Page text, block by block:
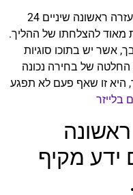
בחירת רופא האורתודנט נכון ומקצועי עזרה ראשונה שיניים 24
להצלחתו של ההליך.
אשר יש בתוכו סוגיות
החלטה של בחירה נכונה
היא זו שאף פעם לא תפגע
בלייזר
עם ידע מקיף